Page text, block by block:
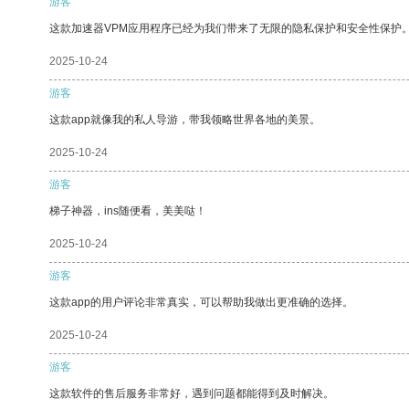
这款加速器VPM应用程序已经为我们带来了无限的隐私保护和安全性保护
2025-10-24
游客
这款app就像我的私人导游，带我领略世界各地的美景。
2025-10-24
游客
梯子神器，ins随便看，美美哒！
2025-10-24
游客
这款app的用户评论非常真实，可以帮助我做出更准确的选择。
2025-10-24
游客
这款软件的售后服务非常好，遇到问题都能得到及时解决。